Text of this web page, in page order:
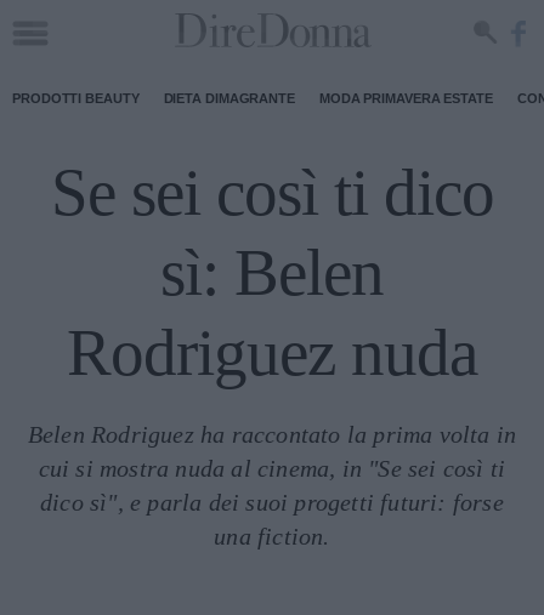
PRODOTTI BEAUTY DIETA DIMAGRANTE MODA PRIMAVERA ESTATE
Se sei così ti dico
sì: Belen
Rodriguez nuda
Belen Rodriguez ha raccontato la prima volta in
cui si mostra nuda al cinema, in "Se sei così ti
dico sì", e parla dei suoi progetti futuri: forse
una fiction.